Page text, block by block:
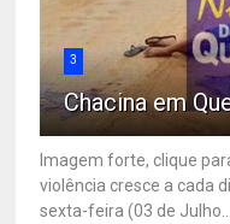
3
Chacina em
Imagem forte, clique
violência cresce a cada
sexta-feira (03 de Julho...